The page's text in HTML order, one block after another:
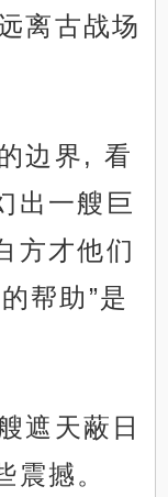
离古战场
边界, 看
出一艘巨
方才他们
帮助”是
遮天蔽日
震撼。